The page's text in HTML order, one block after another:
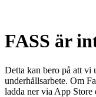
FASS är
Detta kan bero på att vi
underhållsarbete. Om
ladda ner via App Store